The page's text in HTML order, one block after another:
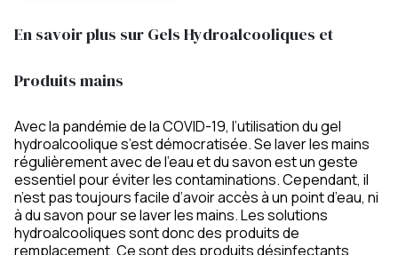
En savoir plus sur Gels Hydroalcooliques et
Produits mains
Avec la pandémie de la COVID-19, l’utilisation du gel
hydroalcoolique s’est démocratisée. Se laver les mains
régulièrement avec de l’eau et du savon est un geste
essentiel pour éviter les contaminations. Cependant, il
n’est pas toujours facile d’avoir accès à un point d’eau, ni
à du savon pour se laver les mains. Les solutions
hydroalcooliques sont donc des produits de
remplacement. Ce sont des produits désinfectants